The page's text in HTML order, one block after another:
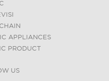
APPLIANCES
PRODUCT
US